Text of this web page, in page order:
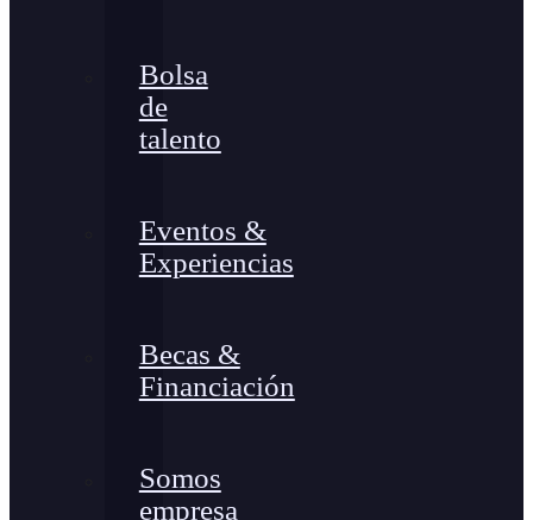
Bolsa
de
talento
Eventos &
Experiencias
Becas &
Financiación
Somos
empresa